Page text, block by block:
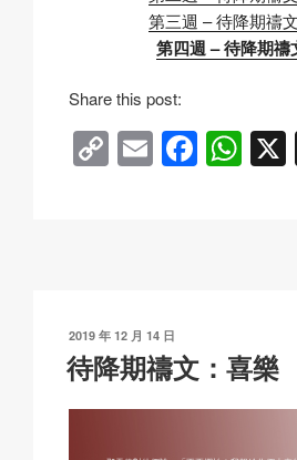
第三週 – 待降期禱
第四週 – 待降期禱
Share this post:
C
n
k
E F
o
k
W
p
發
表
於
2019 年 12 月 14 日
待降期禱文：喜樂